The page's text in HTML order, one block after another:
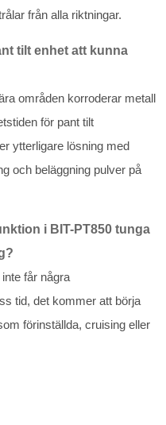
från alla riktningar.
tilt enhet att kunna
områden korroderar metall
för pant tilt
ytterligare lösning med
och beläggning pulver på
i BIT-PT850 tunga
får några
tid, det kommer att börja
förinställda, cruising eller